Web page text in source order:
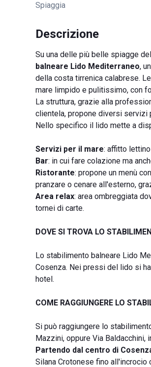
Spiaggia
Descrizione
Su una delle più belle spiagge
balneare Lido Mediterraneo,
della costa tirrenica calabrese.
mare limpido e pulitissimo, con
La struttura, grazie alla
clientela, propone diversi servizi
Nello specifico il lido mette a
Servizi per il mare: affitto
Bar: in cui fare colazione ma
Ristorante: propone un menù
pranzare o cenare all'esterno,
Area relax: area ombreggiata
tornei di carte.
DOVE SI TROVA LO
Lo stabilimento balneare Lido
Cosenza. Nei pressi del lido si
hotel.
COME RAGGIUNGERE LO
Si può raggiungere lo
Mazzini, oppure Via Baldacchini,
Partendo dal centro di
Silana Crotonese fino all'incrocio